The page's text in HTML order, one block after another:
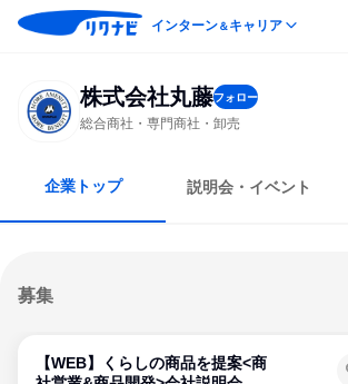
インターン＆キャリア
株式会社丸藤フォロー
総合商社・専門商社・卸売
企業トップ 説明会・イベント
募集
【WEB】くらしの商品を提案<商